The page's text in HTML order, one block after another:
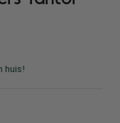
huis!